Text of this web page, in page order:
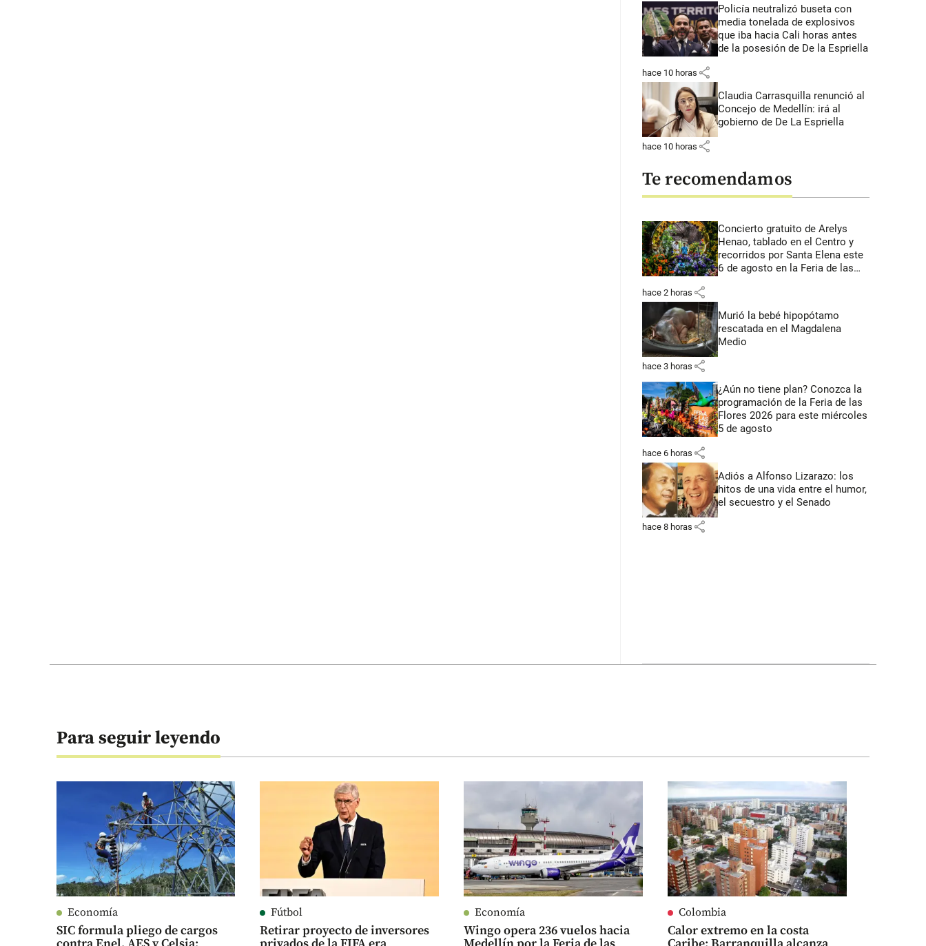
Policía neutralizó buseta con
media tonelada de explosivos
que iba hacia Cali horas antes
de la posesión de De la Espriella
hace 10 horas share
Claudia Carrasquilla renunció al
Concejo de Medellín: irá al
gobierno de De La Espriella
hace 10 horas share
Te recomendamos
Concierto gratuito de Arelys
Henao, tablado en el Centro y
recorridos por Santa Elena este
6 de agosto en la Feria de las
hace 2 horas share
Murió la bebé hipopótamo
rescatada en el Magdalena
Medio
hace 3 horas share
¿Aún no tiene plan? Conozca la
programación de la Feria de las
Flores 2026 para este miércoles
5 de agosto
hace 6 horas share
Adiós a Alfonso Lizarazo: los
hitos de una vida entre el humor,
el secuestro y el Senado
hace 8 horas share
Para seguir leyendo
Economía
SIC formula pliego de cargos
Fútbol
Retirar proyecto de inversores
Economía
Wingo opera 236 vuelos hacia
Colombia
Calor extremo en la costa